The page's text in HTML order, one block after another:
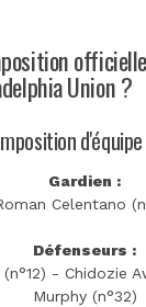
Union ?
Gardien :
Celentano
Défenseurs :
- Chidozie
Murphy (n°32)